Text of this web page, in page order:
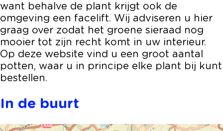
&
p
o
t
t
e
e
n
&
p
o
t
n
t
e
n
&
p
o
e
n
&
p
o
t
t
e
n
n
t
e
n
&
p
t
e
n
want behalve de plant krijgt ook de
omgeving een facelift. Wij adviseren u hier
graag over zodat het groene sieraad nog
mooier tot zijn recht komt in uw interieur.
Op deze website vind u een groot aantal
potten, waar u in principe elke plant bij kunt
bestellen.
In de buurt